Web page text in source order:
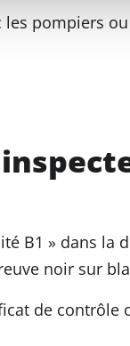
pompiers
B1 » dans la
noir sur
de contrôle